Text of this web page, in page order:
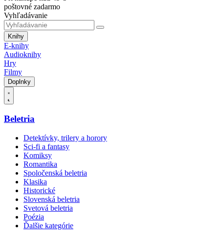
poštovné zadarmo
Vyhľadávanie
Knihy
E-knihy
Audioknihy
Hry
Filmy
Doplnky
Beletria
Detektívky, trilery a horory
Sci-fi a fantasy
Komiksy
Romantika
Spoločenská beletria
Klasika
Historické
Slovenská beletria
Svetová beletria
Poézia
Ďalšie kategórie